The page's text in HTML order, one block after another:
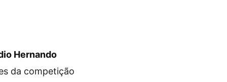
Hernando
da competição